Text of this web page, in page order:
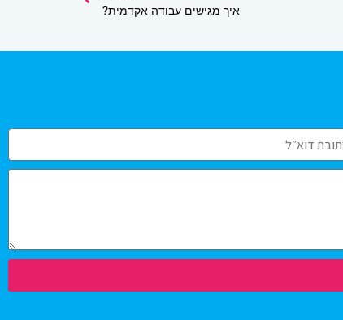
איך מגישים עבודה אקדמית?